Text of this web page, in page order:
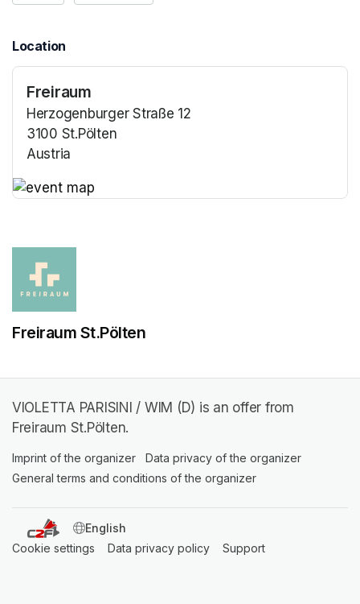
Location
Freiraum
Herzogenburger Straße 12
3100 St.Pölten
Austria
Freiraum St.Pölten
VIOLETTA PARISINI / WIM (D) is an offer from
Freiraum St.Pölten.
Imprint of the organizer (opens in a new tab)
Data privacy of the organizer
General terms and conditions of the organizer
SWITCH LANGUAGE
Cookie settings (opens in a new tab)
Data privacy policy (opens in a new tab)
Support